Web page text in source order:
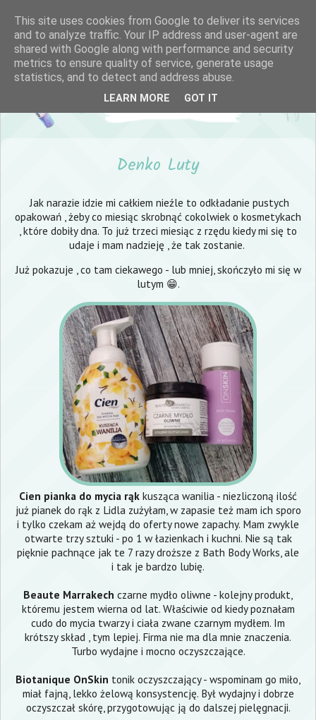
Denko Luty
Jak narazie idzie mi całkiem nieźle to odkładanie pustych
opakowań , żeby co miesiąc skrobnąć cokolwiek o kosmetykach
, które dobiły dna. To już trzeci miesiąc z rzędu kiedy mi się to
udaje i mam nadzieję , że tak zostanie.
Już pokazuje , co tam ciekawego - lub mniej, skończyło mi się w
lutym 😁.
Cien pianka do mycia rąk kusząca wanilia - niezliczoną ilość
już pianek do rąk z Lidla zużyłam, w zapasie też mam ich sporo
i tylko czekam aż wejdą do oferty nowe zapachy. Mam zwykle
otwarte trzy sztuki - po 1 w łazienkach i kuchni. Nie są tak
pięknie pachnące jak te 7 razy droższe z Bath Body Works, ale
i tak je bardzo lubię.
Beaute Marrakech czarne mydło oliwne - kolejny produkt,
któremu jestem wierna od lat. Właściwie od kiedy poznałam
cudo do mycia twarzy i ciała zwane czarnym mydłem. Im
krótszy skład , tym lepiej. Firma nie ma dla mnie znaczenia.
Turbo wydajne i mocno oczyszczające.
Biotanique OnSkin tonik oczyszczający - wspominam go miło,
miał fajną, lekko żelową konsystencję. Był wydajny i dobrze
oczyszczał skórę, przygotowując ją do dalszej pielęgnacji.
This site uses cookies from Google to deliver its services
and to analyze traffic. Your IP address and user-agent are
shared with Google along with performance and security
metrics to ensure quality of service, generate usage
statistics, and to detect and address abuse.
LEARN MORE GOT IT